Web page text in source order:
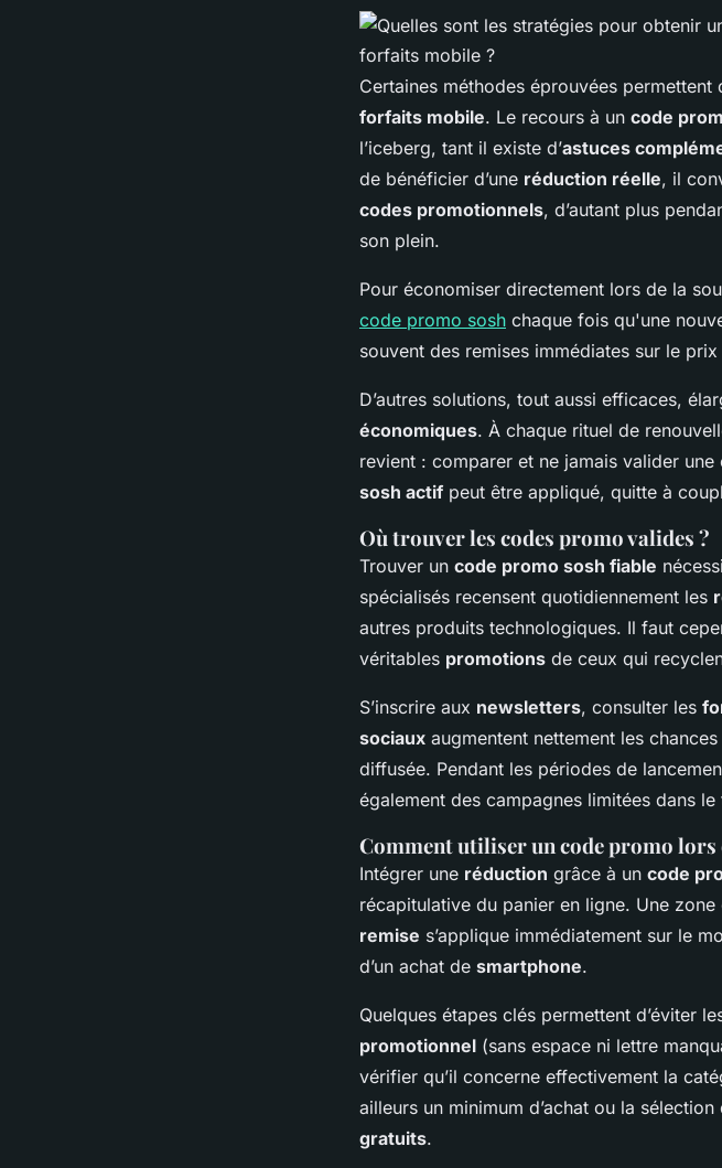
Certaines méthodes éprouvées permettent
forfaits mobile. Le recours à un code
l’iceberg, tant il existe d’astuces
de bénéficier d’une réduction réelle, il
codes promotionnels, d’autant plus
son plein.
Pour économiser directement lors de la
code promo sosh chaque fois qu'une
souvent des remises immédiates sur le
D’autres solutions, tout aussi efficaces,
économiques. À chaque rituel de
revient : comparer et ne jamais valider
sosh actif peut être appliqué, quitte à
Où trouver les codes promo valides ?
Trouver un code promo sosh fiable
spécialisés recensent quotidiennement les
autres produits technologiques. Il faut
véritables promotions de ceux qui
S’inscrire aux newsletters, consulter les
sociaux augmentent nettement les
diffusée. Pendant les périodes de
également des campagnes limitées dans le
Comment utiliser un code promo lors
Intégrer une réduction grâce à un code
récapitulative du panier en ligne. Une
remise s’applique immédiatement sur le
d’un achat de smartphone.
Quelques étapes clés permettent d’éviter
promotionnel (sans espace ni lettre
vérifier qu’il concerne effectivement la
ailleurs un minimum d’achat ou la
gratuits.